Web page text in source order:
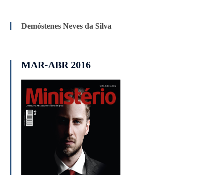
Demóstenes Neves da Silva
MAR-ABR 2016